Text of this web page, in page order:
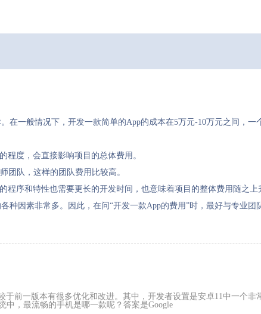
在一般情况下，开发一款简单的App的成本在5万元-10万元之间，
程度，会直接影响项目的总体费用。
团队，这样的团队费用比较高。
序和特性也需要更长的开发时间，也意味着项目的整体费用随之上
种因素非常多。因此，在问“开发一款App的费用”时，最好与专业
于前一版本有很多优化和改进。其中，开发者设置是安卓11中一个
中，最流畅的手机是哪一款呢？答案是Google